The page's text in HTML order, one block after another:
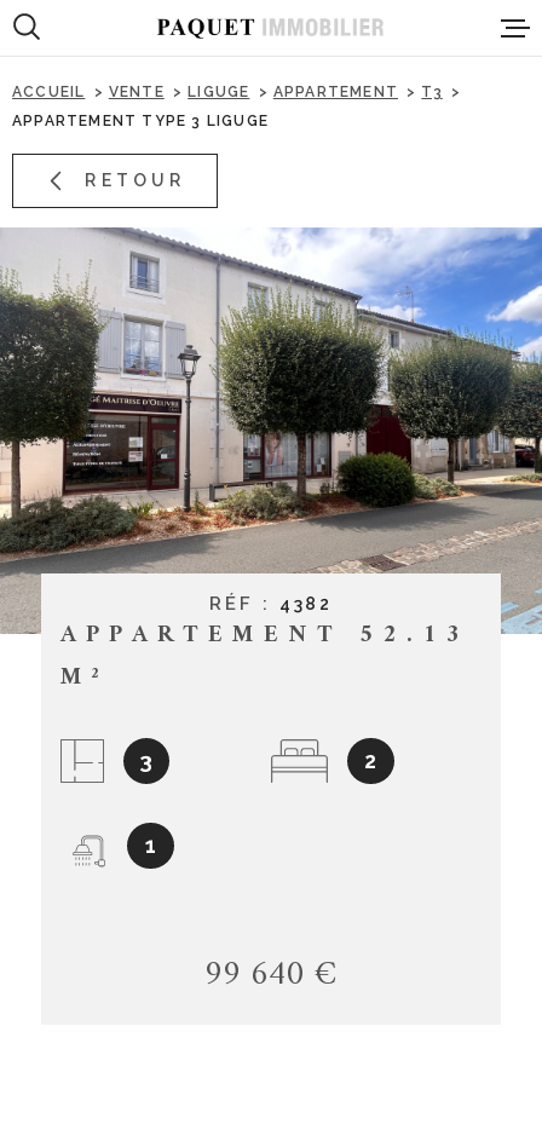
Aller
Aller
recherche
Aller
au
principal
Aller
au
VENTES
CONTACT
ACCUEIL VENTE LIGUGE APPARTEMENT
T3
APPARTEMENT TYPE 3 LIGUGE
RETOUR
RÉF : 4382
APPARTEMENT 52.13
M²
3 2
1
99 640 €